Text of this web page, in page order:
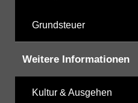
Grundsteuer
Weitere Informationen
Kultur & Ausgehen